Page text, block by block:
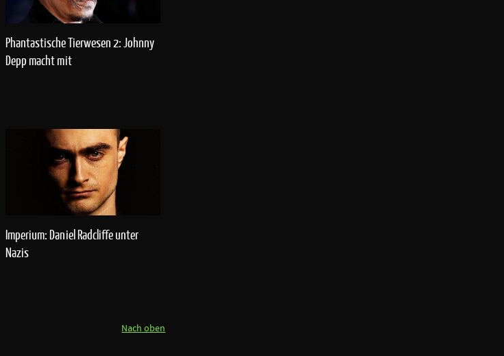
Phantastische Tierwesen 2: Johnny
Depp macht mit
Imperium: Daniel Radcliffe unter
Nazis
Nach oben